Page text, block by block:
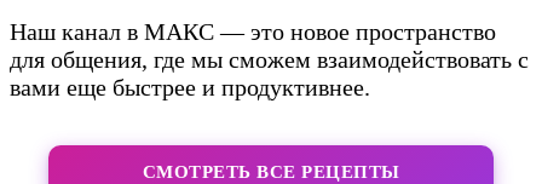
Наш канал в МАКС — это новое пространство
для общения, где мы сможем взаимодействовать с
вами еще быстрее и продуктивнее.
СМОТРЕТЬ ВСЕ РЕЦЕПТЫ